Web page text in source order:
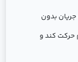
بدون
حرکت کند و